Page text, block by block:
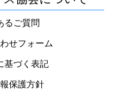
るご質問
せフォーム
基づく表記
保護方針